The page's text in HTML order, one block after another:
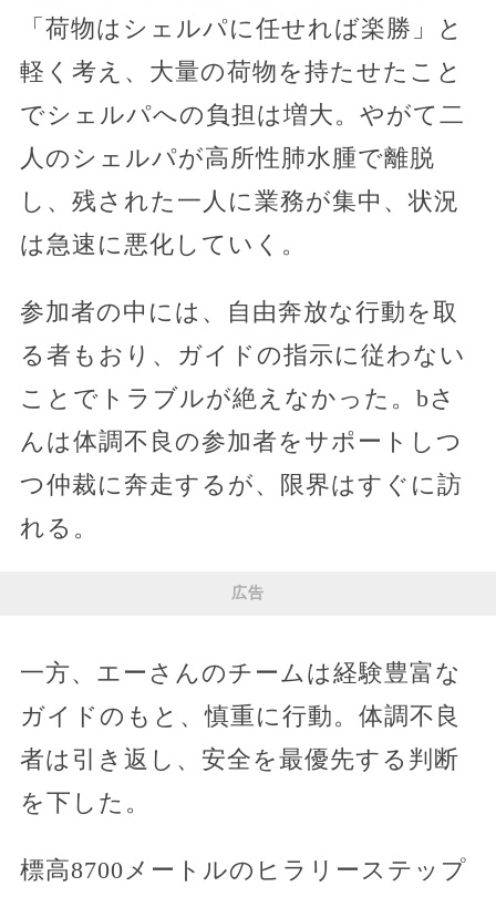
「荷物はシェルパに任せれば楽勝」と
軽く考え、大量の荷物を持たせたこと
でシェルパへの負担は増大。やがて二
人のシェルパが高所性肺水腫で離脱
し、残された一人に業務が集中、状況
は急速に悪化していく。
参加者の中には、自由奔放な行動を取
る者もおり、ガイドの指示に従わない
ことでトラブルが絶えなかった。bさ
んは体調不良の参加者をサポートしつ
つ仲裁に奔走するが、限界はすぐに訪
れる。
広告
一方、エーさんのチームは経験豊富な
ガイドのもと、慎重に行動。体調不良
者は引き返し、安全を最優先する判断
を下した。
標高8700メートルのヒラリーステップ